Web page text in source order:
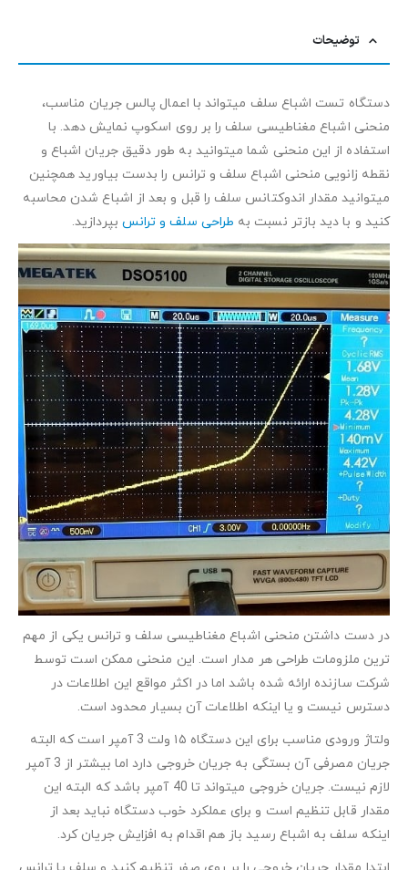
توضیحات
دستگاه تست اشباع سلف میتواند با اعمال پالس جریان مناسب،
منحنی اشباع مغناطیسی سلف را بر روی اسکوپ نمایش دهد. با
استفاده از این منحنی شما میتوانید به طور دقیق جریان اشباع و
نقطه زانویی منحنی اشباع سلف و ترانس را بدست بیاورید همچنین
میتوانید مقدار اندوکتانس سلف را قبل و بعد از اشباع شدن محاسبه
کنید و با دید بازتر نسبت به طراحی سلف و ترانس بپردازید.
در دست داشتن منحنی اشباع مغناطیسی سلف و ترانس یکی از مهم
ترین ملزومات طراحی هر مدار است. این منحنی ممکن است توسط
شرکت سازنده ارائه شده باشد اما در اکثر مواقع این اطلاعات در
دسترس نیست و یا اینکه اطلاعات آن بسیار محدود است.
ولتاژ ورودی مناسب برای این دستگاه ۱۵ ولت 3 آمپر است که البته
جریان مصرفی آن بستگی به جریان خروجی دارد اما بیشتر از 3 آمپر
لازم نیست. جریان خروجی میتواند تا 40 آمپر باشد که البته این
مقدار قابل تنظیم است و برای عملکرد خوب دستگاه نباید بعد از
اینکه سلف به اشباع رسید باز هم اقدام به افزایش جریان کرد.